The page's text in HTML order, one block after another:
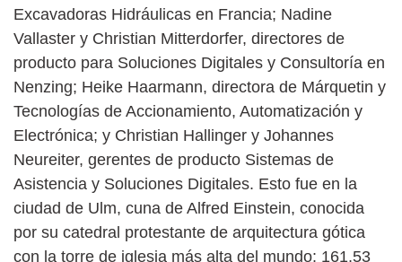
Excavadoras Hidráulicas en Francia; Nadine
Vallaster y Christian Mitterdorfer, directores de
producto para Soluciones Digitales y Consultoría en
Nenzing; Heike Haarmann, directora de Márquetin y
Tecnologías de Accionamiento, Automatización y
Electrónica; y Christian Hallinger y Johannes
Neureiter, gerentes de producto Sistemas de
Asistencia y Soluciones Digitales. Esto fue en la
ciudad de Ulm, cuna de Alfred Einstein, conocida
por su catedral protestante de arquitectura gótica
con la torre de iglesia más alta del mundo: 161,53